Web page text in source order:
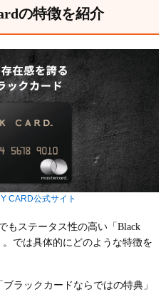
の特徴を紹介
CARD公式サイト
もステータス性の高い「Black
では具体的にどのような特徴を
ブラックカードならではの特典」